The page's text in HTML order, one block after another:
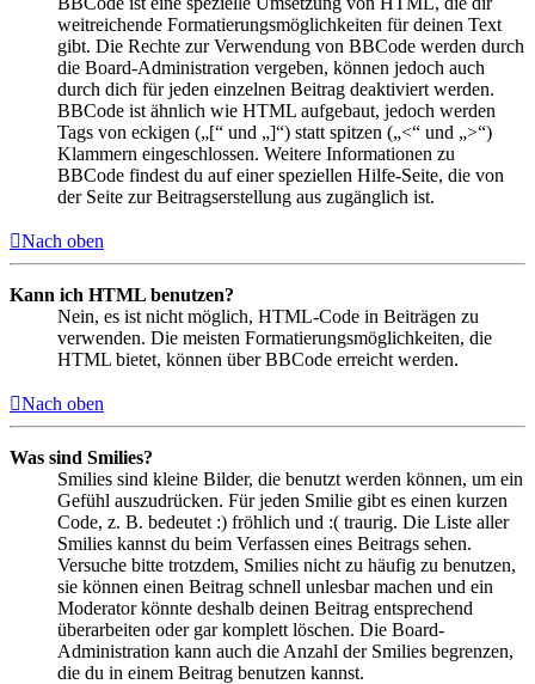
weitreichende Formatierungsmöglichkeiten für deinen Text
gibt. Die Rechte zur Verwendung von BBCode werden durch
die Board-Administration vergeben, können jedoch auch
durch dich für jeden einzelnen Beitrag deaktiviert werden.
BBCode ist ähnlich wie HTML aufgebaut, jedoch werden
Tags von eckigen („[“ und „]“) statt spitzen („<“ und „>“)
Klammern eingeschlossen. Weitere Informationen zu
BBCode findest du auf einer speziellen Hilfe-Seite, die von
der Seite zur Beitragserstellung aus zugänglich ist.
Nach oben
Kann ich HTML benutzen?
Nein, es ist nicht möglich, HTML-Code in Beiträgen zu
verwenden. Die meisten Formatierungsmöglichkeiten, die
HTML bietet, können über BBCode erreicht werden.
Nach oben
Was sind Smilies?
Smilies sind kleine Bilder, die benutzt werden können, um ein
Gefühl auszudrücken. Für jeden Smilie gibt es einen kurzen
Code, z. B. bedeutet :) fröhlich und :( traurig. Die Liste aller
Smilies kannst du beim Verfassen eines Beitrags sehen.
Versuche bitte trotzdem, Smilies nicht zu häufig zu benutzen,
sie können einen Beitrag schnell unlesbar machen und ein
Moderator könnte deshalb deinen Beitrag entsprechend
überarbeiten oder gar komplett löschen. Die Board-
Administration kann auch die Anzahl der Smilies begrenzen,
die du in einem Beitrag benutzen kannst.